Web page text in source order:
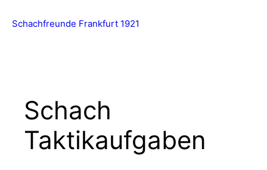
InhaltSchachfreunde Frankfurt 1921
Schach
Taktikaufgaben